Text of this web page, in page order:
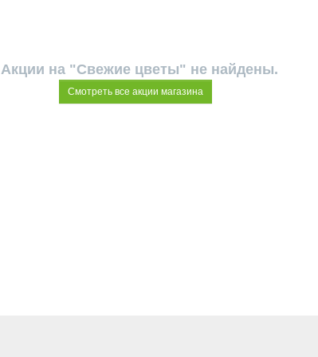
Акции на "Свежие цветы" не найдены.
Смотреть все акции магазина